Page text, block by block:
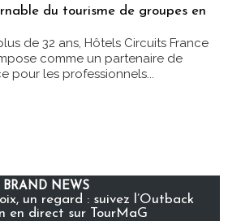
du tourisme de groupes en
de 32 ans, Hôtels Circuits France
comme un partenaire de
pour les professionnels...
BRAND NEWS
un regard : suivez l’Outback
en direct sur TourMaG